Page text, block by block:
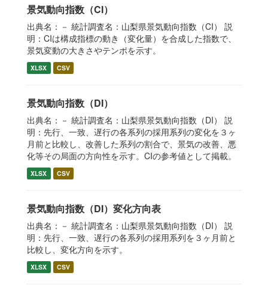
景気動向指数（CI）
出典名：－ 統計調査名：山梨県景気動向指数（CI） 説
明：CIは構成指標の動き（変化量）を合成した指数で、
景気変動の大きさやテンポを示す。
XLSX CSV
景気動向指数（DI）
出典名：－ 統計調査名：山梨県景気動向指数（DI） 説
明：先行、一致、遅行の各系列の採用系列の変化を３ヶ
月前と比較し、改善した系列の割合で、景気の改善、悪
化等その局面の方向性を示す。CIの参考値として掲載。
XLSX CSV
景気動向指数（DI）変化方向表
出典名：－ 統計調査名：山梨県景気動向指数（DI） 説
明：先行、一致、遅行の各系列の採用系列を３ヶ月前と
比較し、変化方向を示す。
XLSX CSV